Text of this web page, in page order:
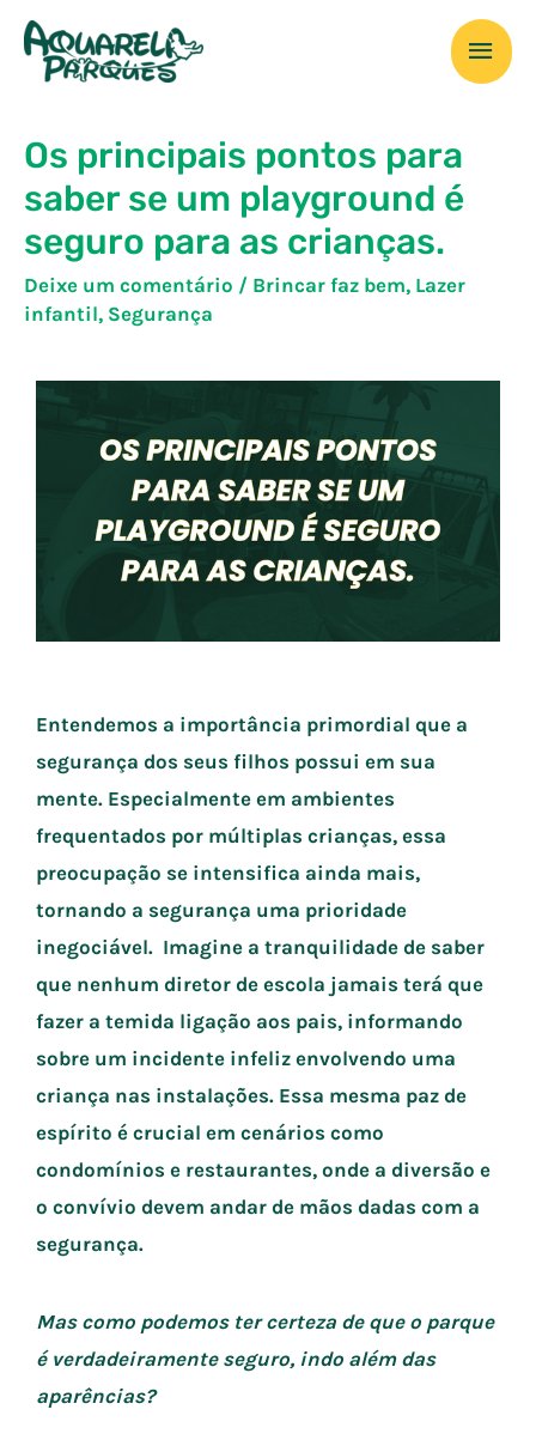
Os principais pontos para
saber se um playground é
seguro para as crianças.
Deixe um comentário / Brincar faz bem, Lazer
infantil, Segurança
Entendemos a importância primordial que a
segurança dos seus filhos possui em sua
mente. Especialmente em ambientes
frequentados por múltiplas crianças, essa
preocupação se intensifica ainda mais,
tornando a segurança uma prioridade
inegociável. Imagine a tranquilidade de saber
que nenhum diretor de escola jamais terá que
fazer a temida ligação aos pais, informando
sobre um incidente infeliz envolvendo uma
criança nas instalações. Essa mesma paz de
espírito é crucial em cenários como
condomínios e restaurantes, onde a diversão e
o convívio devem andar de mãos dadas com a
segurança.
Mas como podemos ter certeza de que o parque
é verdadeiramente seguro, indo além das
aparências?